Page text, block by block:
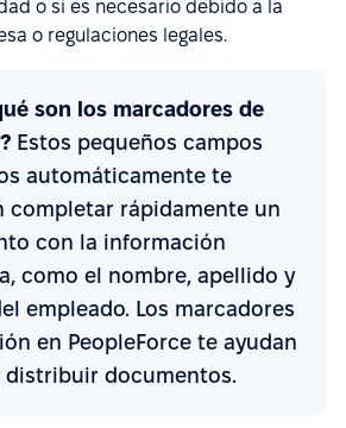
o si es necesario debido a la
o regulaciones legales.
son los marcadores de
Estos pequeños campos
automáticamente te
completar rápidamente un
con la información
como el nombre, apellido y
empleado. Los marcadores
en PeopleForce te ayudan
distribuir documentos.